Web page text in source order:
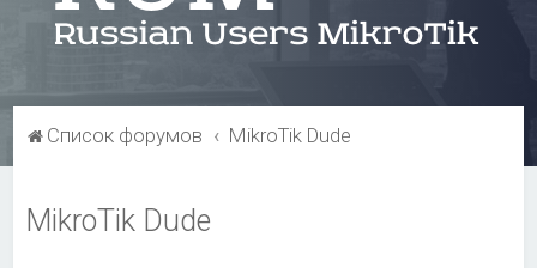
Список форумов MikroTik Dude
MikroTik Dude